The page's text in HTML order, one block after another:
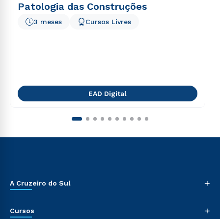
Patologia das Construções
3 meses Cursos Livres
EAD Digital
A Cruzeiro do Sul +
Cursos +